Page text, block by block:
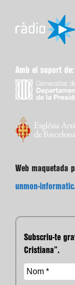
Amb el suport de:
Web maquetada
unmon-
Subscriu-te
Cristiana”.